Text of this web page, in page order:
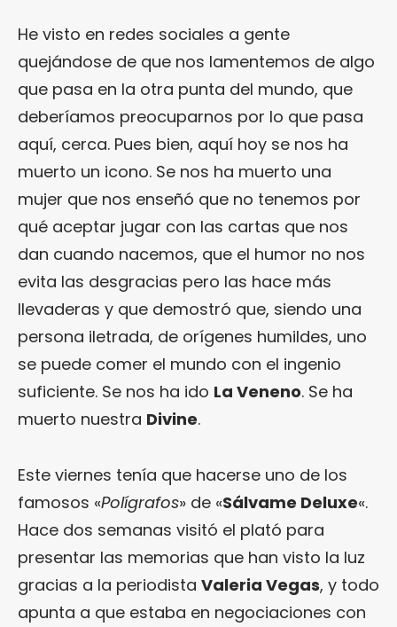
He visto en redes sociales a gente
quejándose de que nos lamentemos de algo
que pasa en la otra punta del mundo, que
deberíamos preocuparnos por lo que pasa
aquí, cerca. Pues bien, aquí hoy se nos ha
muerto un icono. Se nos ha muerto una
mujer que nos enseñó que no tenemos por
qué aceptar jugar con las cartas que nos
dan cuando nacemos, que el humor no nos
evita las desgracias pero las hace más
llevaderas y que demostró que, siendo una
persona iletrada, de orígenes humildes, uno
se puede comer el mundo con el ingenio
suficiente. Se nos ha ido La Veneno. Se ha
muerto nuestra Divine.
Este viernes tenía que hacerse uno de los
famosos «Polígrafos» de «Sálvame Deluxe«.
Hace dos semanas visitó el plató para
presentar las memorias que han visto la luz
gracias a la periodista Valeria Vegas, y todo
apunta a que estaba en negociaciones con